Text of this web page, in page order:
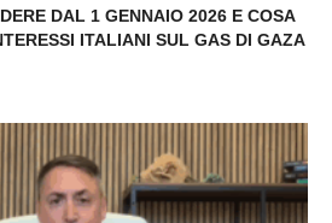
DAL 1 GENNAIO 2026 E COSA
ITALIANI SUL GAS DI GAZA